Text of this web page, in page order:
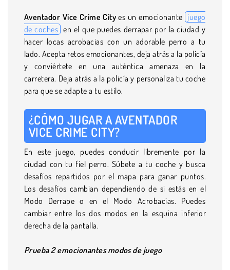
Aventador Vice Crime Cityes un emocionante juego
de coches en el que puedes derrapar por la ciudad y
hacer locas acrobacias con un adorable perro a tu
lado. Acepta retos emocionantes, deja atrás a la policía
y conviértete en una auténtica amenaza en la
carretera. Deja atrás a la policía y personaliza tu coche
para que se adapte a tu estilo.
¿CÓMO JUGAR A AVENTADOR
VICE CRIME CITY?
En este juego, puedes conducir libremente por la
ciudad con tu fiel perro. Súbete a tu coche y busca
desafíos repartidos por el mapa para ganar puntos.
Los desafíos cambian dependiendo de si estás en el
Modo Derrape o en el Modo Acrobacias. Puedes
cambiar entre los dos modos en la esquina inferior
derecha de la pantalla.
Prueba 2 emocionantes modos de juego